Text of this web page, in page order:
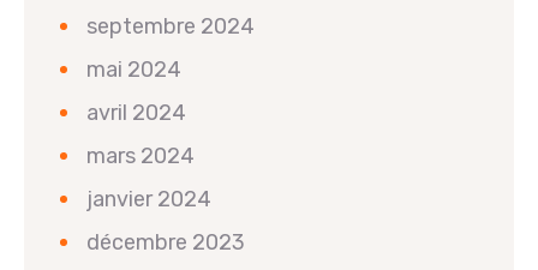
septembre 2024
mai 2024
avril 2024
mars 2024
janvier 2024
décembre 2023